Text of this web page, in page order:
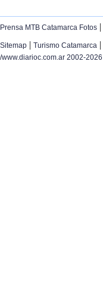
Prensa MTB Catamarca Fotos |
Sitemap | Turismo Catamarca |
/www.diarioc.com.ar 2002-2026